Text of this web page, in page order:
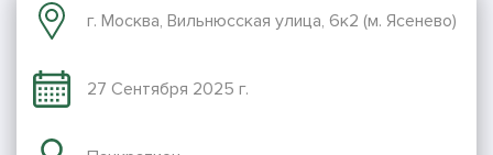
г. Москва, Вильнюсская улица, 6к2 (м. Ясенево)
27 Сентября 2025 г.